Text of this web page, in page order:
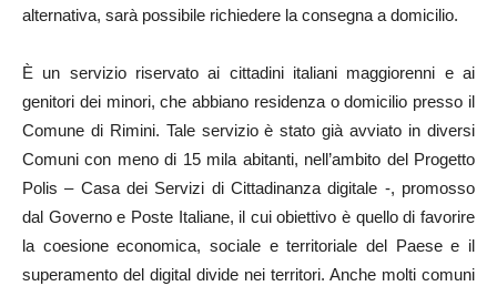
alternativa, sarà possibile richiedere la consegna a domicilio.
È un servizio riservato ai cittadini italiani maggiorenni e ai
genitori dei minori, che abbiano residenza o domicilio presso il
Comune di Rimini. Tale servizio è stato già avviato in diversi
Comuni con meno di 15 mila abitanti, nell’ambito del Progetto
Polis – Casa dei Servizi di Cittadinanza digitale -, promosso
dal Governo e Poste Italiane, il cui obiettivo è quello di favorire
la coesione economica, sociale e territoriale del Paese e il
superamento del digital divide nei territori. Anche molti comuni